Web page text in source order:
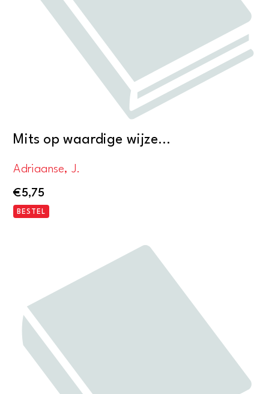
Mits op waardige wijze…
Adriaanse, J.
€5,75
BESTEL